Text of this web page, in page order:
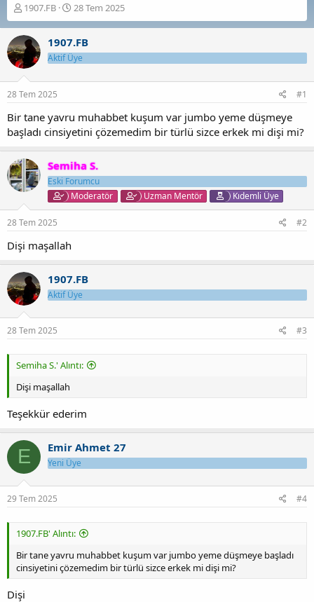
K
o
n
b
u
y
u
b
ş
l
t
a
n
1907.FB
B
a
ş
l
a
g
t
a
i
h
i
28 Tem 2025
1907.FB
Aktif Üye
28 Tem 2025 #1
Bir tane yavru muhabbet kuşum var jumbo yeme düşmeye
başladı cinsiyetini çözemedim bir türlü sizce erkek mi dişi mi?
Semiha S.
Eski Forumcu
Moderatör
Uzman Mentör Kıdemli Üye
28 Tem 2025 #2
Dişi maşallah
1907.FB
Aktif Üye
28 Tem 2025 #3
Semiha S.' Alıntı:
Dişi maşallah
Teşekkür ederim
E Emir Ahmet 27
Yeni Üye
29 Tem 2025 #4
1907.FB' Alıntı:
Bir tane yavru muhabbet kuşum var jumbo yeme düşmeye başladı
cinsiyetini çözemedim bir türlü sizce erkek mi dişi mi?
Dişi